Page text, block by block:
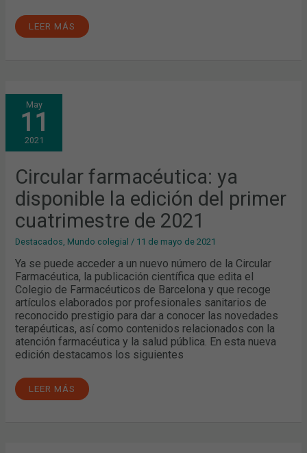
LEER MÁS
May
11
2021
Circular farmacéutica: ya
disponible la edición del primer
cuatrimestre de 2021
Destacados, Mundo colegial / 11 de mayo de 2021
Ya se puede acceder a un nuevo número de la Circular
Farmacéutica, la publicación científica que edita el
Colegio de Farmacéuticos de Barcelona y que recoge
artículos elaborados por profesionales sanitarios de
reconocido prestigio para dar a conocer las novedades
terapéuticas, así como contenidos relacionados con la
atención farmacéutica y la salud pública. En esta nueva
edición destacamos los siguientes
CIRCULAR
FARMACÉUTICA:
YA
LA
EDICIÓN
DEL
CUATRIMESTRE
DE
2021
LEER MÁS